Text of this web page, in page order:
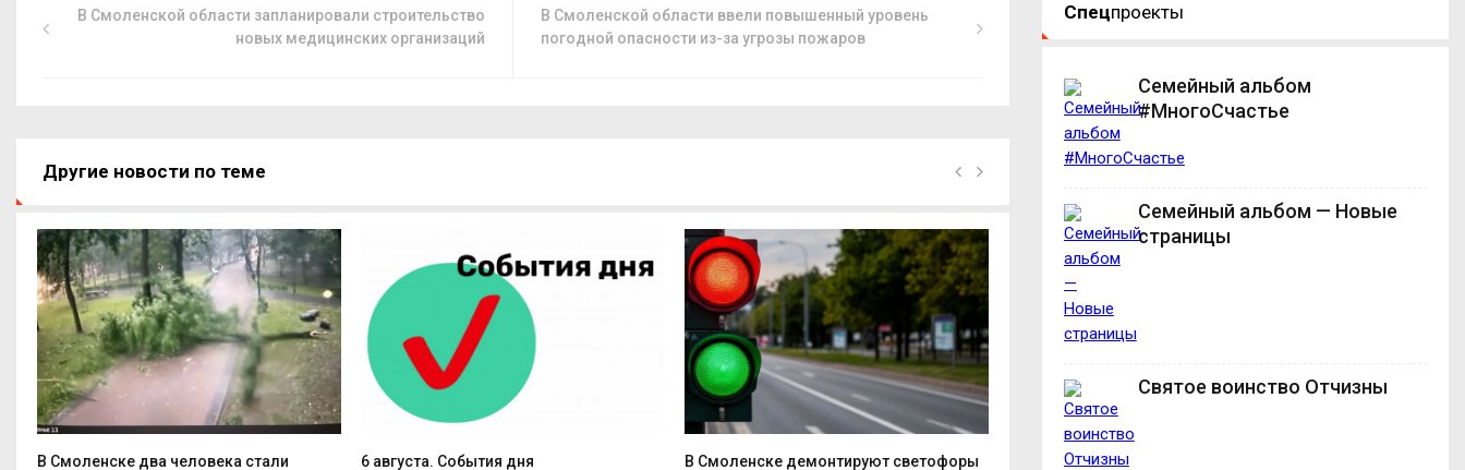
В Смоленской области запланировали строительство
новых медицинских организаций
В Смоленской области ввели повышенный уровень
погодной опасности из-за угрозы пожаров
Другие новости по теме
В Смоленске два человека стали
6 августа. События дня
В Смоленске демонтируют светофоры
В Руднянском округе пожар уничтожил
Спецпроекты
Семейный альбом
#МногоСчастье
Семейный альбом — Новые
страницы
Святое воинство Отчизны